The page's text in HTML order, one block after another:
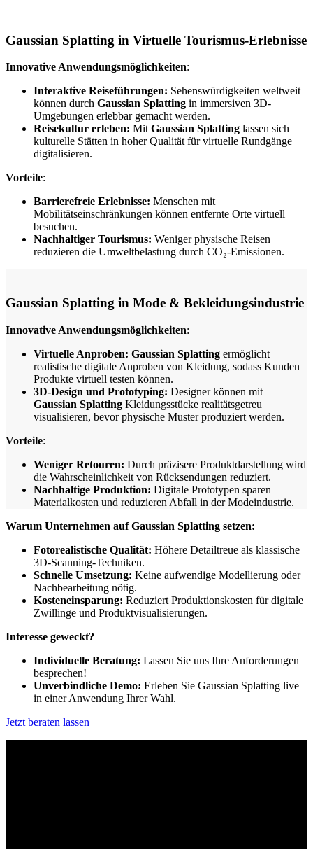
Gaussian Splatting in Virtuelle Tourismus-Erlebnisse
Innovative Anwendungsmöglichkeiten:
Interaktive Reiseführungen: Sehenswürdigkeiten weltweit
können durch Gaussian Splatting in immersiven 3D-
Umgebungen erlebbar gemacht werden.
Reisekultur erleben: Mit Gaussian Splatting lassen sich
kulturelle Stätten in hoher Qualität für virtuelle Rundgänge
digitalisieren.
Vorteile:
Barrierefreie Erlebnisse: Menschen mit
Mobilitätseinschränkungen können entfernte Orte virtuell
besuchen.
Nachhaltiger Tourismus: Weniger physische Reisen
reduzieren die Umweltbelastung durch CO₂-Emissionen.
Gaussian Splatting in Mode & Bekleidungsindustrie
Innovative Anwendungsmöglichkeiten:
Virtuelle Anproben: Gaussian Splatting ermöglicht
realistische digitale Anproben von Kleidung, sodass Kunden
Produkte virtuell testen können.
3D-Design und Prototyping: Designer können mit
Gaussian Splatting Kleidungsstücke realitätsgetreu
visualisieren, bevor physische Muster produziert werden.
Vorteile:
Weniger Retouren: Durch präzisere Produktdarstellung wird
die Wahrscheinlichkeit von Rücksendungen reduziert.
Nachhaltige Produktion: Digitale Prototypen sparen
Materialkosten und reduzieren Abfall in der Modeindustrie.
Warum Unternehmen auf Gaussian Splatting setzen:
Fotorealistische Qualität: Höhere Detailtreue als klassische
3D-Scanning-Techniken.
Schnelle Umsetzung: Keine aufwendige Modellierung oder
Nachbearbeitung nötig.
Kosteneinsparung: Reduziert Produktionskosten für digitale
Zwillinge und Produktvisualisierungen.
Interesse geweckt?
Individuelle Beratung: Lassen Sie uns Ihre Anforderungen
besprechen!
Unverbindliche Demo: Erleben Sie Gaussian Splatting live
in einer Anwendung Ihrer Wahl.
Jetzt beraten lassen